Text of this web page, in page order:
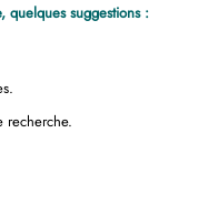
quelques suggestions :
recherche.